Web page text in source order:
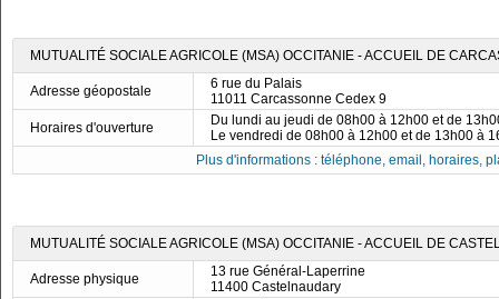
MUTUALITÉ SOCIALE AGRICOLE (MSA) OCCITANIE - ACCUEIL DE
Adresse géopostale
6 rue du Palais
11011 Carcassonne Cedex 9
Horaires d'ouverture
Du lundi au jeudi de 08h00 à 12h00 et de
Le vendredi de 08h00 à 12h00 et de 13h00 à
Plus d'informations : téléphone, email, horaires,
MUTUALITÉ SOCIALE AGRICOLE (MSA) OCCITANIE - ACCUEIL DE
Adresse physique
13 rue Général-Laperrine
11400 Castelnaudary